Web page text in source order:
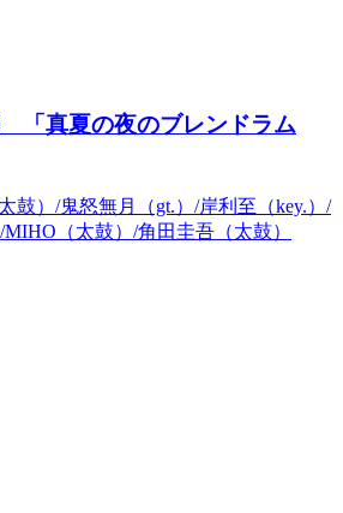
「真夏の夜のブレンドラム
鼓）/鬼怒無月（gt.）/岸利至（key.）/
（太鼓）/角田圭吾（太鼓）